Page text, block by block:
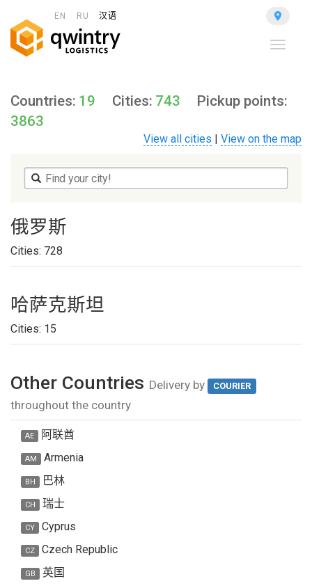
EN RU 汉语
Toggle
Countries: 19 Cities: 743
Pickup points:
3863
View all cities | View on the map
俄罗斯
Cities: 728
哈萨克斯坦
Cities: 15
Other Countries Delivery by COURIER
throughout the country
AE 阿联酋
AM Armenia
BH 巴林
CH 瑞士
CY Cyprus
CZ Czech Republic
GB 英国